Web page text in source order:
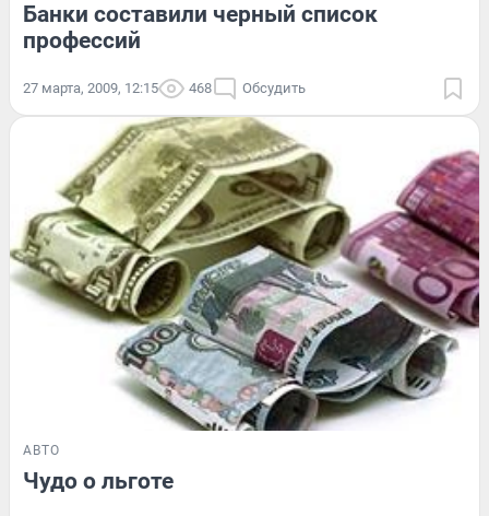
Банки составили черный список
профессий
27 марта, 2009, 12:15 468 Обсудить
АВТО
Чудо о льготе